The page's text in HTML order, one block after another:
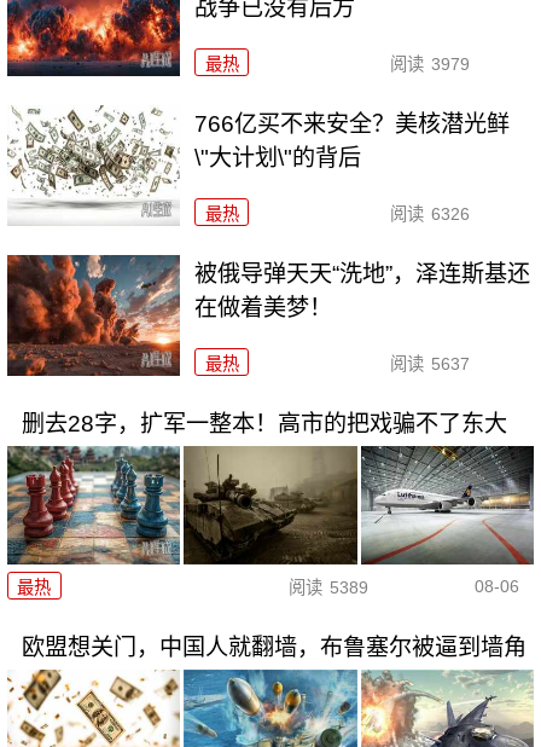
战争已没有后方
最热 阅读 3979
766亿买不来安全？美核潜光鲜
\"大计划\"的背后
最热 阅读 6326
被俄导弹天天“洗地”，泽连斯基还
在做着美梦！
最热 阅读 5637
删去28字，扩军一整本！高市的把戏骗不了东大
最热 阅读 5389 08-06
欧盟想关门，中国人就翻墙，布鲁塞尔被逼到墙角